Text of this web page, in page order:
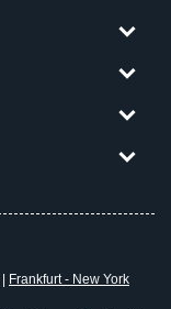
Frankfurt - New York